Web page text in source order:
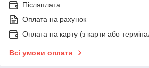
Післяплата
Оплата на рахунок
Оплата на карту (з карти або
Всі умови оплати